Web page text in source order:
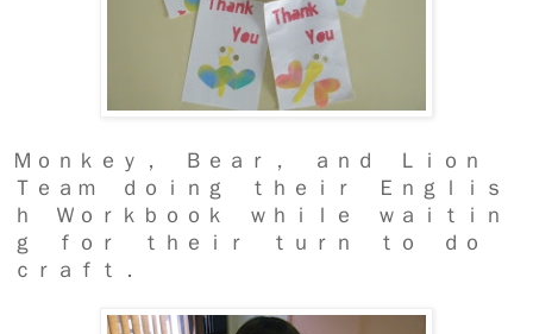
Ｍｏｎｋｅｙ， Ｂｅａｒ， ａｎｄ Ｌｉｏｎ
Ｔｅａｍ ｄｏｉｎｇ ｔｈｅｉｒ Ｅｎｇｌｉｓ
ｈ Ｗｏｒｋｂｏｏｋ ｗｈｉｌｅ ｗａｉｔｉｎ
ｇ ｆｏｒ ｔｈｅｉｒ ｔｕｒｎ ｔｏ ｄｏ
ｃｒａｆｔ．